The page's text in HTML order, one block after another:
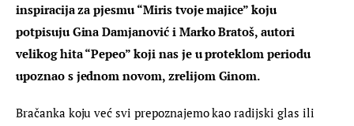
inspiracija za pjesmu “Miris tvoje majice” koju
potpisuju Gina Damjanović i Marko Bratoš, autori
velikog hita “Pepeo” koji nas je u proteklom periodu
upoznao s jednom novom, zrelijom Ginom.
Bračanka koju već svi prepoznajemo kao radijski glas ili